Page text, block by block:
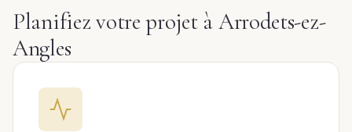
Planifiez votre projet à Arrodets-ez-
Angles